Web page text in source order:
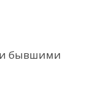
и бывшими